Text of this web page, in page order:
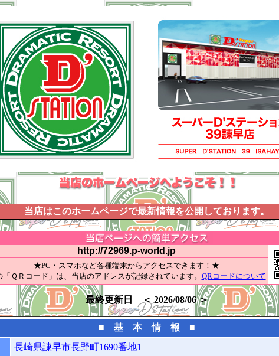
当店はこのホームページで最新情報を公開しております。
http://72969.p-world.jp
★PC・スマホなど各種端末からアクセスできます！★
「ＱＲコード」は、当店のアドレスが記録されています。 QRコードについて
最終更新日 ＜ 2026/08/06 ＞
■ 基 本 情 報 ■
長崎県諌早市長野町1690番地1